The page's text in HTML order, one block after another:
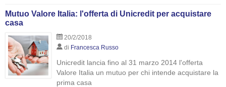
Mutuo Valore Italia: l'offerta di Unicredit per acquistare
casa
20/2/2018
di Francesca Russo
Unicredit lancia fino al 31 marzo 2014 l'offerta
Valore Italia un mutuo per chi intende acquistare la
prima casa